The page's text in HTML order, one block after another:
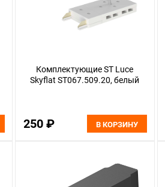
Комплектующие ST Luce
Skyflat ST067.509.20, белый
250 ₽ В КОРЗИНУ